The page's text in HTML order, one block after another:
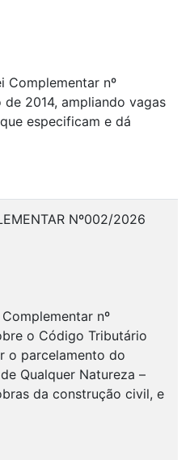
Complementar nº
de 2014, ampliando vagas
especificam e dá
Nº002/2026
nº
o Código Tributário
o parcelamento do
Qualquer Natureza –
da construção civil, e